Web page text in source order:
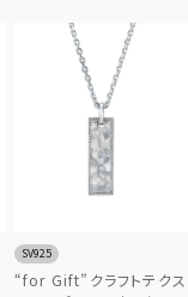
SV925
“for Gift”クラフトテクス